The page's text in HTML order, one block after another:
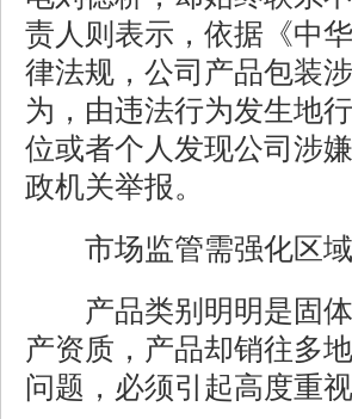
责人则表示，依据《中
律法规，公司产品包装
为，由违法行为发生地
位或者个人发现公司涉
政机关举报。
市场监管需强化区域
产品类别明明是固体
产资质，产品却销往多
问题，必须引起高度重视